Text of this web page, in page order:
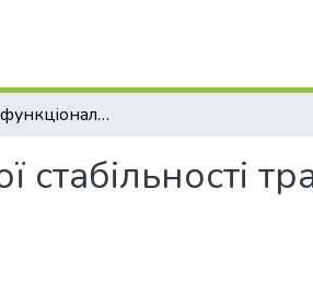
Формування функцiональної стабiльностi тракторiв на транспортних роботах